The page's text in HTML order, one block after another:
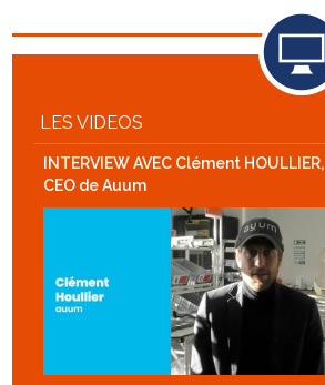
LES VIDEOS
INTERVIEW AVEC Clément HOULLIER,
CEO de Auum